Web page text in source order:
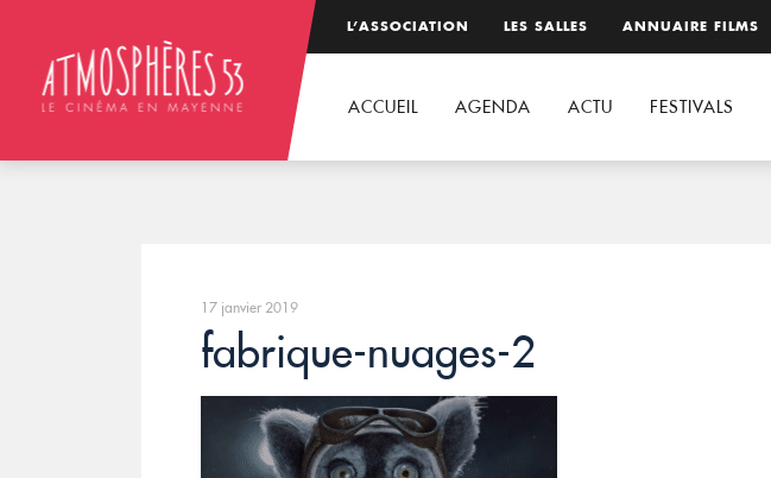
L’ASSOCIATION LES SALLES ANNUAIRE FILMS
ACCUEIL AGENDA ACTU FESTIVALS
17 janvier 2019
fabrique-nuages-2